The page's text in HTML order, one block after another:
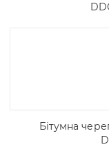
Бітумна